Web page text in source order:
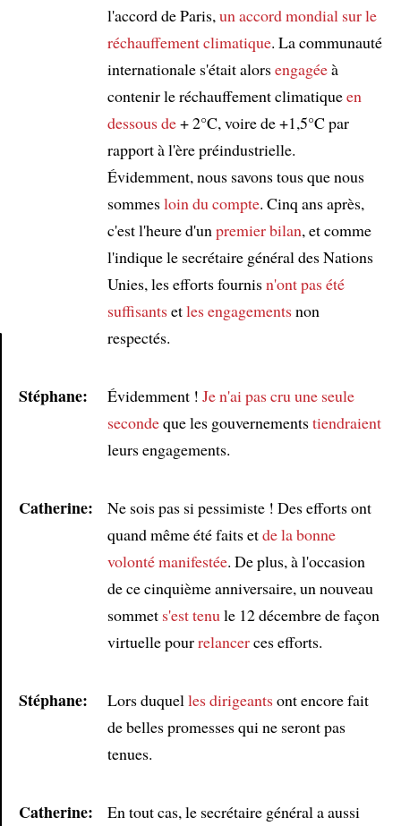
l'accord de Paris, un accord mondial sur le
réchauffement climatique. La communauté
internationale s'était alorsengagéeà
contenir le réchauffement climatiqueen
dessous de+ 2°C, voire de +1,5°C par
rapport à l'ère préindustrielle.
Évidemment, nous savons tous que nous
sommesloin du compte. Cinq ans après,
c'est l'heure d'un premier bilan, et comme
l'indique le secrétaire général des Nations
Unies, les efforts fournisn'ont pas été
suffisantsetles engagementsnon
respectés.
Stéphane: Évidemment ! Je n'ai pas cru une seule
secondeque les gouvernementstiendraient
leurs engagements.
Catherine:
Ne sois pas si pessimiste ! Des efforts ont
quand même été faits etde la bonne
volonté manifestée. De plus, à l'occasion
de ce cinquième anniversaire, un nouveau
sommet s'est tenu le 12 décembre de façon
virtuelle pourrelancerces efforts.
Stéphane: Lors duquel les dirigeantsont encore fait
de belles promesses qui ne seront pas
tenues.
Catherine:
En tout cas, le secrétaire général a aussi